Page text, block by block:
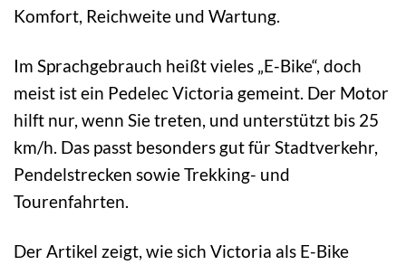
Komfort, Reichweite und Wartung.
Im Sprachgebrauch heißt vieles „E-Bike“, doch
meist ist ein Pedelec Victoria gemeint. Der Motor
hilft nur, wenn Sie treten, und unterstützt bis 25
km/h. Das passt besonders gut für Stadtverkehr,
Pendelstrecken sowie Trekking- und
Tourenfahrten.
Der Artikel zeigt, wie sich Victoria als E-Bike